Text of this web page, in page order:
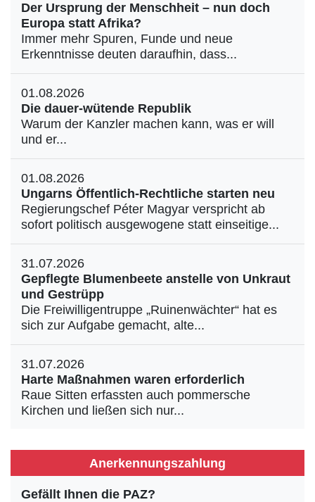
Der Ursprung der Menschheit – nun doch
Europa statt Afrika?
Immer mehr Spuren, Funde und neue
Erkenntnisse deuten daraufhin, dass...
01.08.2026
Die dauer-wütende Republik
Warum der Kanzler machen kann, was er will
und er...
01.08.2026
Ungarns Öffentlich-Rechtliche starten neu
Regierungschef Péter Magyar verspricht ab
sofort politisch ausgewogene statt einseitige...
31.07.2026
Gepflegte Blumenbeete anstelle von Unkraut
und Gestrüpp
Die Freiwilligentruppe „Ruinenwächter“ hat es
sich zur Aufgabe gemacht, alte...
31.07.2026
Harte Maßnahmen waren erforderlich
Raue Sitten erfassten auch pommersche
Kirchen und ließen sich nur...
Anerkennungszahlung
Gefällt Ihnen die PAZ?